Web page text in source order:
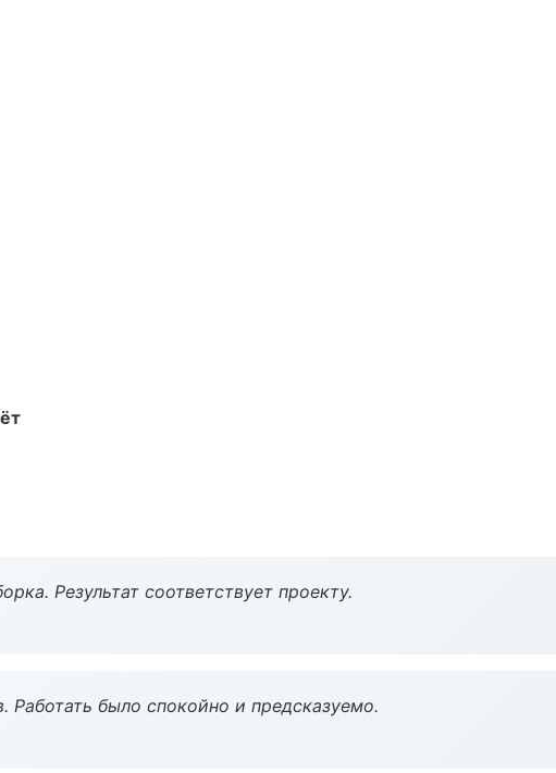
Результат соответствует проекту.
Работать было спокойно и предсказуемо.